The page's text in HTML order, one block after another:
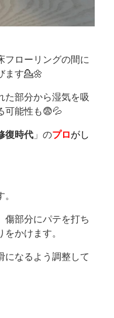
フローリングの間に
ます💁🌼
た部分から湿気を吸
可能性も😨💦
復時代 」のプロがし
傷部分にパテを打ち
かけます。
になるよう調整して